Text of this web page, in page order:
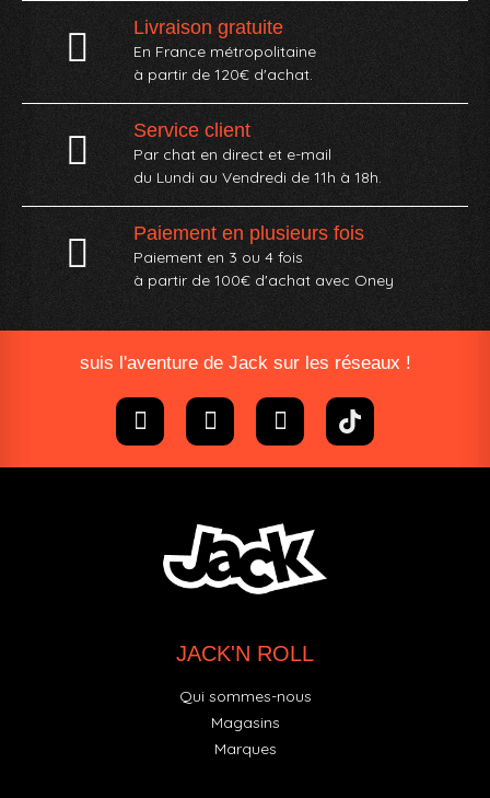
Livraison gratuite
En France métropolitaine
à partir de 120€ d'achat.
Service client
Par chat en direct et e-mail
du Lundi au Vendredi de 11h à 18h.
Paiement en plusieurs fois
Paiement en 3 ou 4 fois
à partir de 100€ d'achat avec Oney​
suis l'aventure de Jack sur les réseaux !
JACK'N ROLL
Qui sommes-nous
Magasins
Marques